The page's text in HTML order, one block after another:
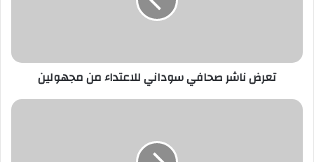
تعرض ناشر صحافي سوداني للاعتداء من مجهولين
الصومال